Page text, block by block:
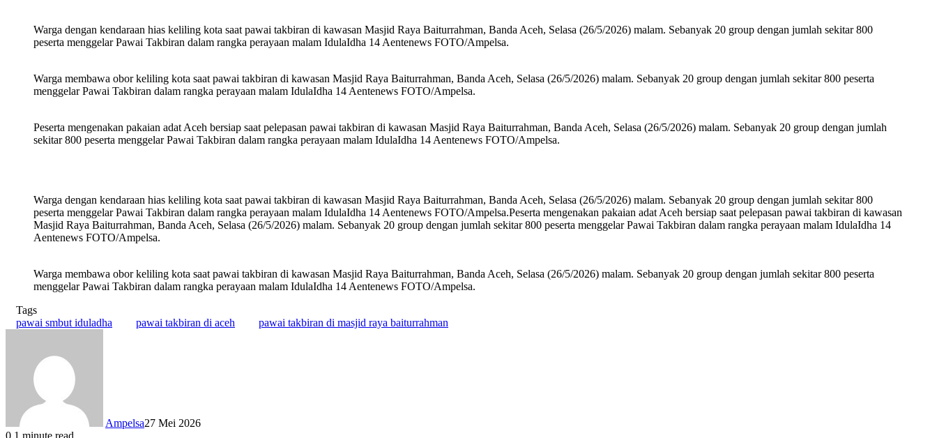
Warga dengan kendaraan hias keliling kota saat pawai takbiran di kawasan Masjid Raya Baiturrahman, Banda Aceh, Selasa (26/5/2026) malam. Sebanyak 20 group dengan jumlah sekitar 800
peserta menggelar Pawai Takbiran dalam rangka perayaan malam IdulaIdha 14 Aentenews FOTO/Ampelsa.
Warga membawa obor keliling kota saat pawai takbiran di kawasan Masjid Raya Baiturrahman, Banda Aceh, Selasa (26/5/2026) malam. Sebanyak 20 group dengan jumlah sekitar 800 peserta
menggelar Pawai Takbiran dalam rangka perayaan malam IdulaIdha 14 Aentenews FOTO/Ampelsa.
Peserta mengenakan pakaian adat Aceh bersiap saat pelepasan pawai takbiran di kawasan Masjid Raya Baiturrahman, Banda Aceh, Selasa (26/5/2026) malam. Sebanyak 20 group dengan jumlah
sekitar 800 peserta menggelar Pawai Takbiran dalam rangka perayaan malam IdulaIdha 14 Aentenews FOTO/Ampelsa.
Warga dengan kendaraan hias keliling kota saat pawai takbiran di kawasan Masjid Raya Baiturrahman, Banda Aceh, Selasa (26/5/2026) malam. Sebanyak 20 group dengan jumlah sekitar 800
peserta menggelar Pawai Takbiran dalam rangka perayaan malam IdulaIdha 14 Aentenews FOTO/Ampelsa.Peserta mengenakan pakaian adat Aceh bersiap saat pelepasan pawai takbiran di kawasan
Masjid Raya Baiturrahman, Banda Aceh, Selasa (26/5/2026) malam. Sebanyak 20 group dengan jumlah sekitar 800 peserta menggelar Pawai Takbiran dalam rangka perayaan malam IdulaIdha 14
Aentenews FOTO/Ampelsa.
Warga membawa obor keliling kota saat pawai takbiran di kawasan Masjid Raya Baiturrahman, Banda Aceh, Selasa (26/5/2026) malam. Sebanyak 20 group dengan jumlah sekitar 800 peserta
menggelar Pawai Takbiran dalam rangka perayaan malam IdulaIdha 14 Aentenews FOTO/Ampelsa.
Tags
pawai smbut iduladha
pawai takbiran di aceh pawai takbiran di masjid raya baiturrahman
Ampelsa27 Mei 2026
0 1 minute read